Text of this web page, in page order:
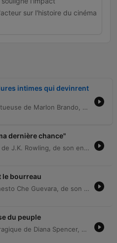
sur l'histoire du cinéma
intimes qui devinrent
Ce podcast retrace la vie tumultueuse de Marlon Brando, de son enfance marquée par la violence et l'abandon à son ascension fulgurante à New York sous la méthode Stella Adler. L'épisode explore son tempérament rebelle, sa sexualité libérée et son statut de sex-symbol incontrôlable à Hollywood. Le récit poursuit l'exploration de ses relations passionnées, de ses déboires financiers et de sa transformation physique. À travers un entretien avec François Forestier, nous analysons son rapport complexe à l'industrie, son retrait vers la Polynésie et l'impact durable de ses performances mythiques sur l'histoire du cinéma.
dernière chance"
Ce podcast retrace le parcours de J.K. Rowling, de son enfance modeste en Angleterre et ses épreuves personnelles marquées par la précarité et la maladie, jusqu'à l'ascension fulgurante de la saga Harry Potter. L'épisode explore sa transition de l'anonymat au succès mondial et analyse, avec Edwige Pasquet de Gallimard Jeunesse, les raisons de ce phénomène éditorial unique et sa volonté de diversifier son œuvre.
le bourreau
Cet épisode retrace la vie d'Ernesto Che Guevara, de son enfance asthmatique en Argentine à son rôle de révolutionnaire en Cuba. Il explore sa transformation d'étudiant en médecine et voyageur en Amérique du Sud vers un chef de guérilla implacable, marqué par ses rencontres avec Fidel Castro. L'épisode analyse également l'ascension, la mythification et la fin tragique du révolutionnaire, de son rôle d'ambassadeur à son exécution en Bolivie. À travers un entretien avec l'écrivain Serge Raffi, nous explorons la construction du mythe romantique du Che, ses dérives politiques, ainsi que les mystères entourant sa mort.
du peuple
Cet épisode retrace le destin tragique de Diana Spencer, de son enfance marquée par le divorce de ses parents à son ascension au sein de la monarchie britannique. À travers l'analyse de son mariage avec le prince Charles, l'épisode explore les tensions conjugales, l'impact de la célébrité et la dégradation de sa santé mentale face aux pressions de la Couronne. Le récit poursuit ensuite la fin de vie de la princesse, de sa séparation officielle à sa relation avec Dodi Al-Fayed, jusqu'à sa mort tragique dans le tunnel de l'Alma. L'entretien avec Isabelle Rivère permet de mesurer l'impact de sa personnalité unique sur la monarchie et l'héritage durable qu'elle laisse après sa disparition.